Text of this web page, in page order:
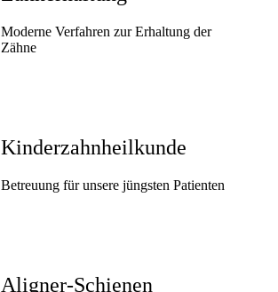
Moderne Verfahren zur Erhaltung der
Zähne
Kinderzahnheilkunde
Betreuung für unsere jüngsten Patienten
Aligner-Schienen